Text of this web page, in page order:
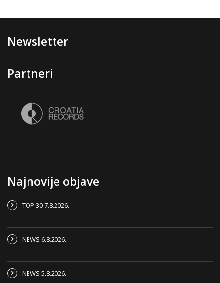
Newsletter
Partneri
Najnovije objave
TOP 30 7.8.2026.
NEWS 6.8.2026.
NEWS 5.8.2026.